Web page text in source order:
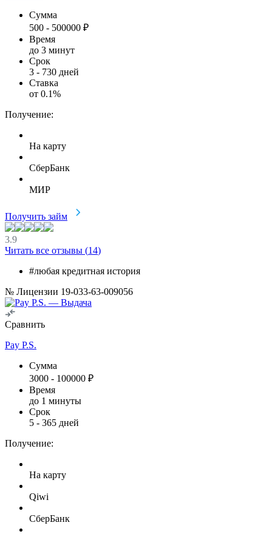
Сумма
500 - 500000 ₽
Время
до 3 минут
Срок
3 - 730 дней
Ставка
от 0.1%
Получение:
На карту
СберБанк
МИР
Получить займ
3.9
Читать все отзывы (14)
#любая кредитная история
№ Лицензии 19-033-63-009056
Сравнить
Pay P.S.
Сумма
3000 - 100000 ₽
Время
до 1 минуты
Срок
5 - 365 дней
Получение:
На карту
Qiwi
СберБанк